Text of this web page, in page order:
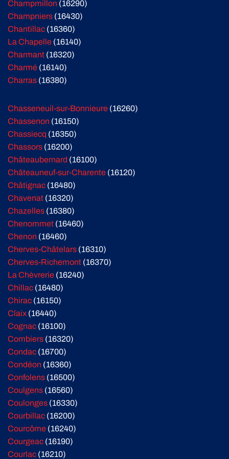
Champmillon (16290)
Champniers (16430)
Chantillac (16360)
La Chapelle (16140)
Charmant (16320)
Charmé (16140)
Charras (16380)
Chasseneuil-sur-Bonnieure (16260)
Chassenon (16150)
Chassiecq (16350)
Chassors (16200)
Châteaubernard (16100)
Châteauneuf-sur-Charente (16120)
Châtignac (16480)
Chavenat (16320)
Chazelles (16380)
Chenommet (16460)
Chenon (16460)
Cherves-Châtelars (16310)
Cherves-Richemont (16370)
La Chèvrerie (16240)
Chillac (16480)
Chirac (16150)
Claix (16440)
Cognac (16100)
Combiers (16320)
Condac (16700)
Condéon (16360)
Confolens (16500)
Coulgens (16560)
Coulonges (16330)
Courbillac (16200)
Courcôme (16240)
Courgeac (16190)
Courlac (16210)